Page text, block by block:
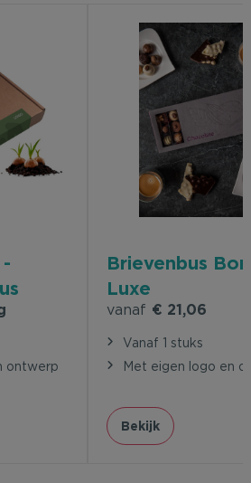
ontwerp
Brievenbus
Luxe
vanaf € 21,06
Vanaf 1 stuks
Met eigen logo en
Bekijk